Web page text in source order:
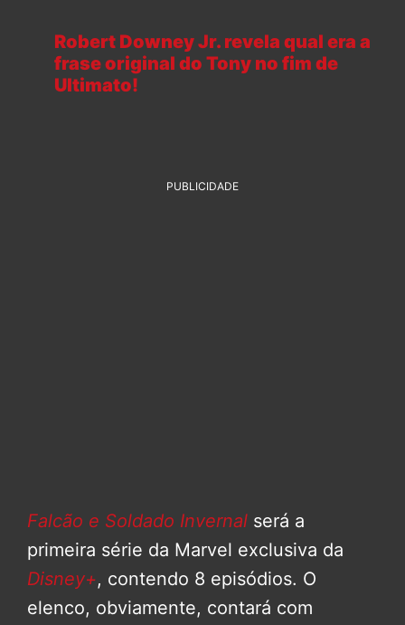
Robert Downey Jr. revela qual era a
frase original do Tony no fim de
Ultimato!
PUBLICIDADE
Falcão e Soldado Invernal será a
primeira série da Marvel exclusiva da
Disney+, contendo 8 episódios. O
elenco, obviamente, contará com